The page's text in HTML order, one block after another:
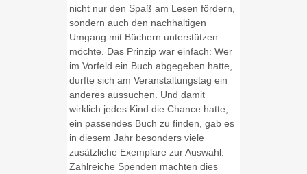
nicht nur den Spaß am Lesen fördern,
sondern auch den nachhaltigen
Umgang mit Büchern unterstützen
möchte. Das Prinzip war einfach: Wer
im Vorfeld ein Buch abgegeben hatte,
durfte sich am Veranstaltungstag ein
anderes aussuchen. Und damit
wirklich jedes Kind die Chance hatte,
ein passendes Buch zu finden, gab es
in diesem Jahr besonders viele
zusätzliche Exemplare zur Auswahl.
Zahlreiche Spenden machten dies